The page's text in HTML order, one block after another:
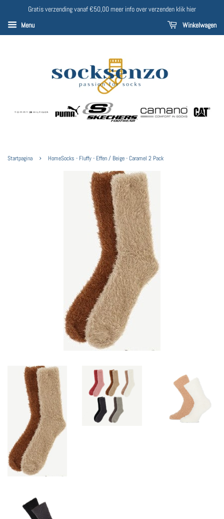
Gratis verzending vanaf €50,00 meer info over verzenden klik hier
Menu
Winkelwagen
Startpagina › HomeSocks - Fluffy - Effen / Beige - Caramel 2 Pack